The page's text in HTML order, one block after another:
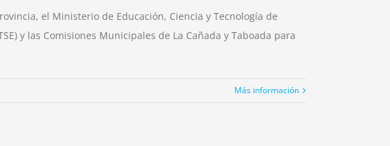
el Ministerio de Educación, Ciencia y Tecnología de
y las Comisiones Municipales de La Cañada y Taboada para
Más información